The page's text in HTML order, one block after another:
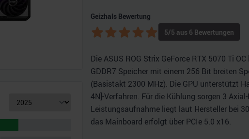
Geizhals Bewertung
5/5 aus 6 Bewertungen
Die ASUS ROG Strix GeForce RTX 5070 Ti
GDDR7 Speicher mit einem 256 Bit breiten
(Basistakt 2300 MHz). Die GPU unterstützt
4N]-Verfahren. Für die Kühlung sorgen 3
Leistungsaufnahme liegt laut Hersteller bei
das Mainboard erfolgt über PCIe 5.0 x16.